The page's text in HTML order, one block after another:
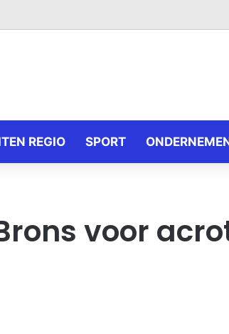
REGIO SPORT
voor